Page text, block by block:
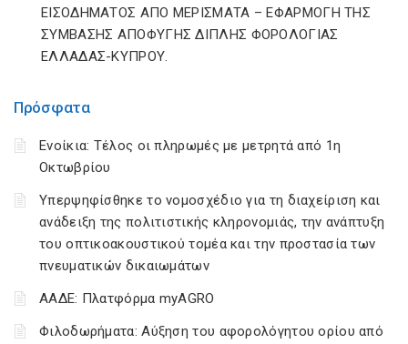
Πρόσφατα
Ενοίκια: Τέλος οι πληρωμές με μετρητά από 1η
Οκτωβρίου
Υπερψηφίσθηκε το νομοσχέδιο για τη διαχείριση και
ανάδειξη της πολιτιστικής κληρονομιάς, την ανάπτυξη
του οπτικοακουστικού τομέα και την προστασία των
πνευματικών δικαιωμάτων
ΑΑΔΕ: Πλατφόρμα myAGRO
Φιλοδωρήματα: Αύξηση του αφορολόγητου ορίου από
ΕΙΣΟΔΗΜΑΤΟΣ ΑΠΟ ΜΕΡΙΣΜΑΤΑ – ΕΦΑΡΜΟΓΗ ΤΗΣ
ΣΥΜΒΑΣΗΣ ΑΠΟΦΥΓΗΣ ΔΙΠΛΗΣ ΦΟΡΟΛΟΓΙΑΣ
ΕΛΛΑΔΑΣ-ΚΥΠΡΟΥ.